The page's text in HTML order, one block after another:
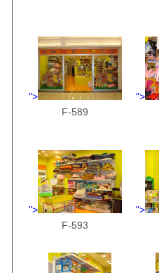
">
F-589
">
">
F-593
">